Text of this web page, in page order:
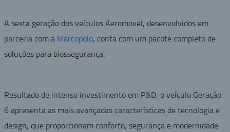
A sexta geração dos veículos Aeromovel, desenvolvidos em
parceria com a Marcopolo, conta com um pacote completo de
soluções para biossegurança.
Resultado de intenso investimento em P&D, o veículo Geração
6 apresenta as mais avançadas características de tecnologia e
design, que proporcionam conforto, segurança e modernidade